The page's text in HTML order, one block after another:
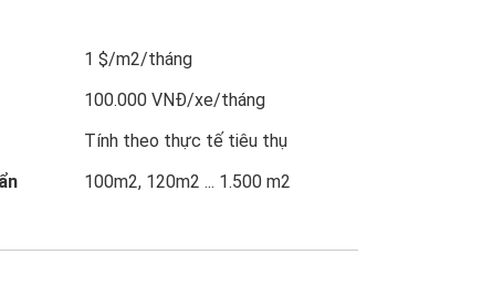
1 $/m2/tháng
100.000 VNĐ/xe/tháng
Tính theo thực tế tiêu thụ
100m2, 120m2 ... 1.500 m2